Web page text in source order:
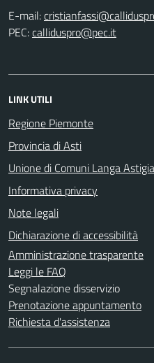
E-mail:
PEC:
LINK UTILI
Regione Piemonte
Provincia di Asti
Unione di Comuni Langa
Informativa privacy
Note legali
Dichiarazione di accessibilità
Amministrazione trasparente
Leggi le FAQ
Segnalazione disservizio
Prenotazione appuntamento
Richiesta d'assistenza